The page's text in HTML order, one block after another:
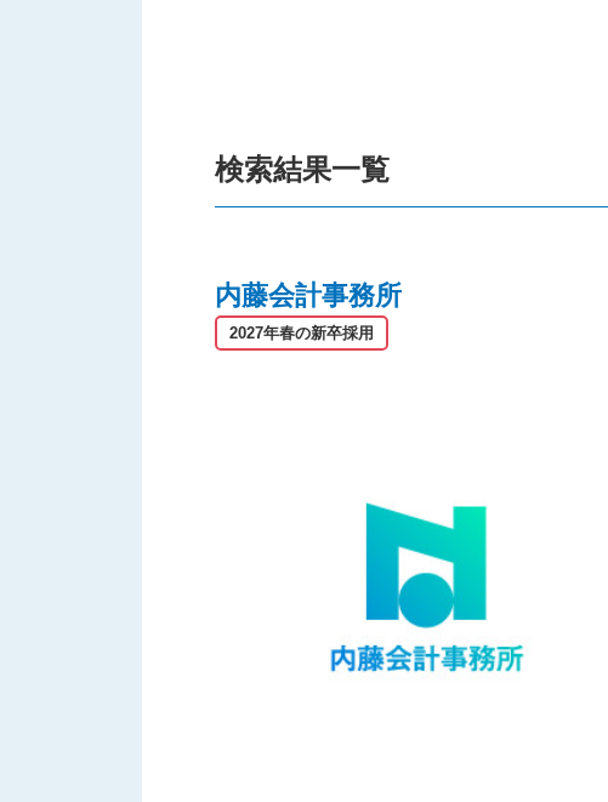
検索結果一覧
内藤会計事務所
2027年春の新卒採用